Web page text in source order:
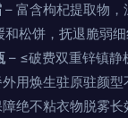
– 富含枸杞提取物，
和松饼，抚退脆弱细
– ≤破费双重锌镇静
用焕生驻原驻颜
绝不粘衣物脱雾